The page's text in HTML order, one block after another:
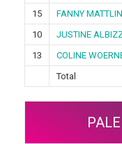
15
FANNY
10
JUSTINE
13
COLINE
Total